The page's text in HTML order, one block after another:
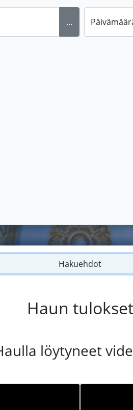
...
Hakuehdot
Haun tulokset
löytyneet